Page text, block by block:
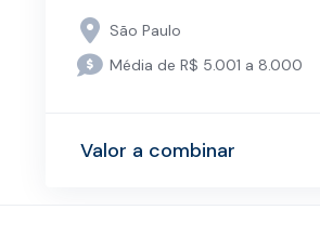
São Paulo
Média de R$ 5.001 a 8.000
Valor a combinar